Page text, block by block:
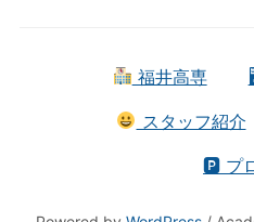
福井高専
スタッフ紹介
🅿 プ